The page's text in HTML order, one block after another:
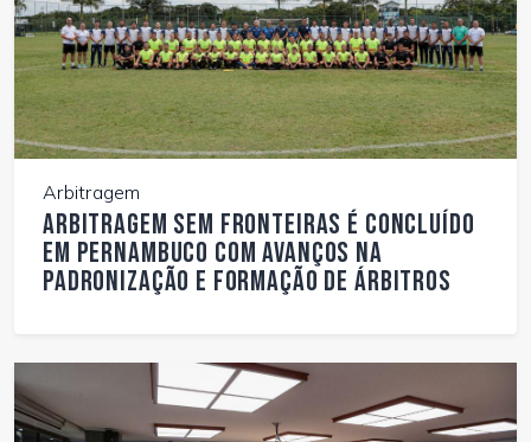
Arbitragem
Arbitragem Sem Fronteiras é concluído
em Pernambuco com avanços na
padronização e formação de árbitros